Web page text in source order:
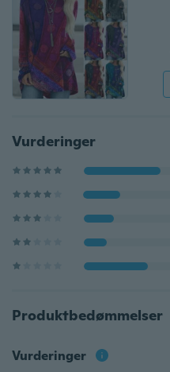
Vurderinger
Produktbedømmelser
Vurderinger